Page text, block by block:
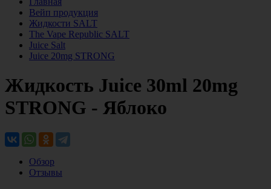
Вейп продукция
Жидкости SALT
The Vape Republic SALT
Juice Salt
Juice 20mg STRONG
Жидкость Juice 30ml 20mg
STRONG - Яблоко
Обзор
Отзывы